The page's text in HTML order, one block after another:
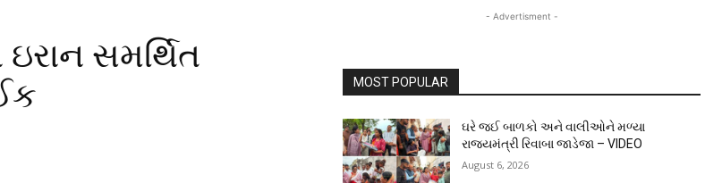
સમર્થિત
- Advertisment -
MOST POPULAR
ઘરે જઈ બાળકો અને વાલીઓને મળ્યા
રાજ્યમંત્રી રિવાબા જાડેજા – VIDEO
August 6, 2026